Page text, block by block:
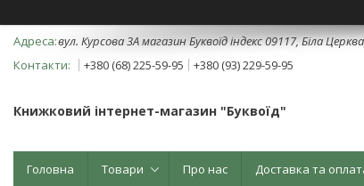
вул. Курсова 3А магазин Буквоїд індекс 09117, Біла
+380 (68) 225-59-95
+380 (93) 229-59-95
Книжковий інтернет-магазин "Буквоїд"
Головна Товари Про нас Доставка та